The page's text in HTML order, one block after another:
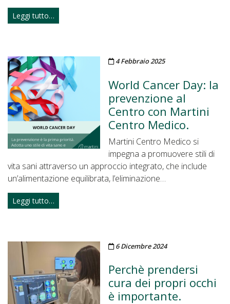
Leggi tutto…
Pubblicato il
4 Febbraio 2025
World Cancer Day: la
prevenzione al
Centro con Martini
Centro Medico.
Martini Centro Medico si
impegna a promuovere stili di
vita sani attraverso un approccio integrato, che include
un’alimentazione equilibrata, l’eliminazione…
Leggi tutto…
Pubblicato il
6 Dicembre 2024
Perchè prendersi
cura dei propri occhi
è importante.